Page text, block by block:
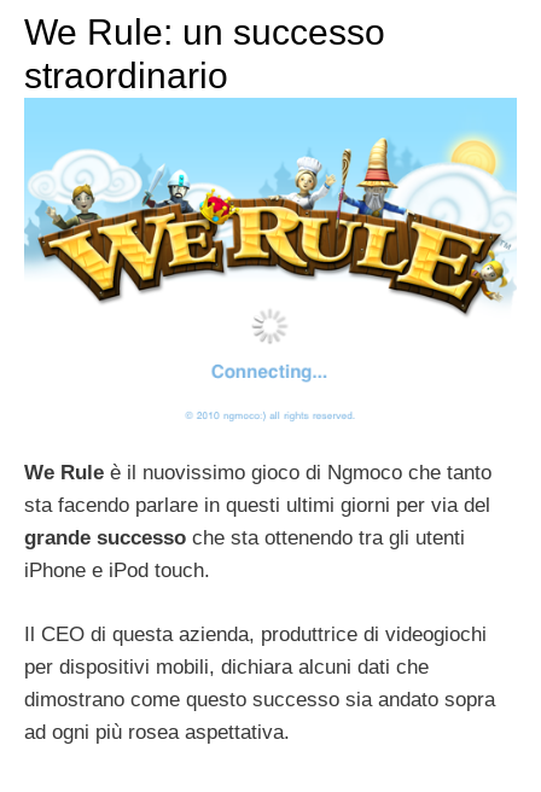
We Rule: un successo
straordinario
We Rule è il nuovissimo gioco di Ngmoco che tanto
sta facendo parlare in questi ultimi giorni per via del
grande successo che sta ottenendo tra gli utenti
iPhone e iPod touch.
Il CEO di questa azienda, produttrice di videogiochi
per dispositivi mobili, dichiara alcuni dati che
dimostrano come questo successo sia andato sopra
ad ogni più rosea aspettativa.